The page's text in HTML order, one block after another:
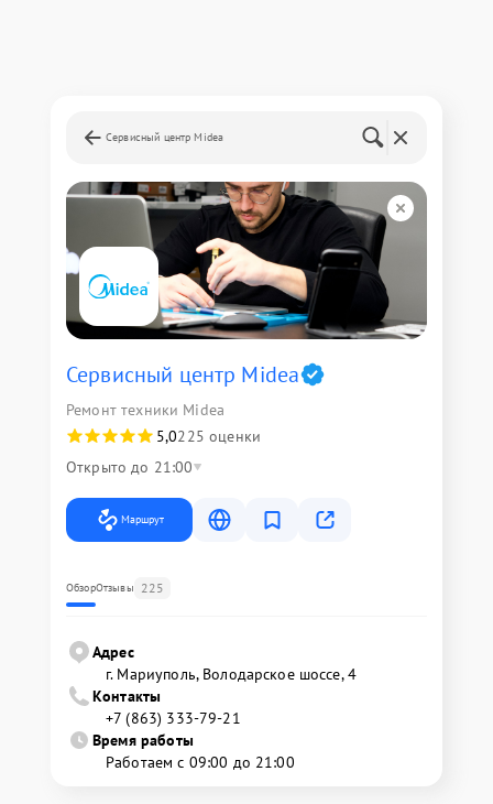
Сервисный центр Midea
Сервисный центр Midea
Ремонт техники Midea
5,0225 оценки
Открыто до 21:00
Маршрут
ОбзорОтзывы 225
Адрес
г. Мариуполь, Володарское шоссе, 4
Контакты
+7 (863) 333-79-21
Время работы
Работаем с 09:00 до 21:00